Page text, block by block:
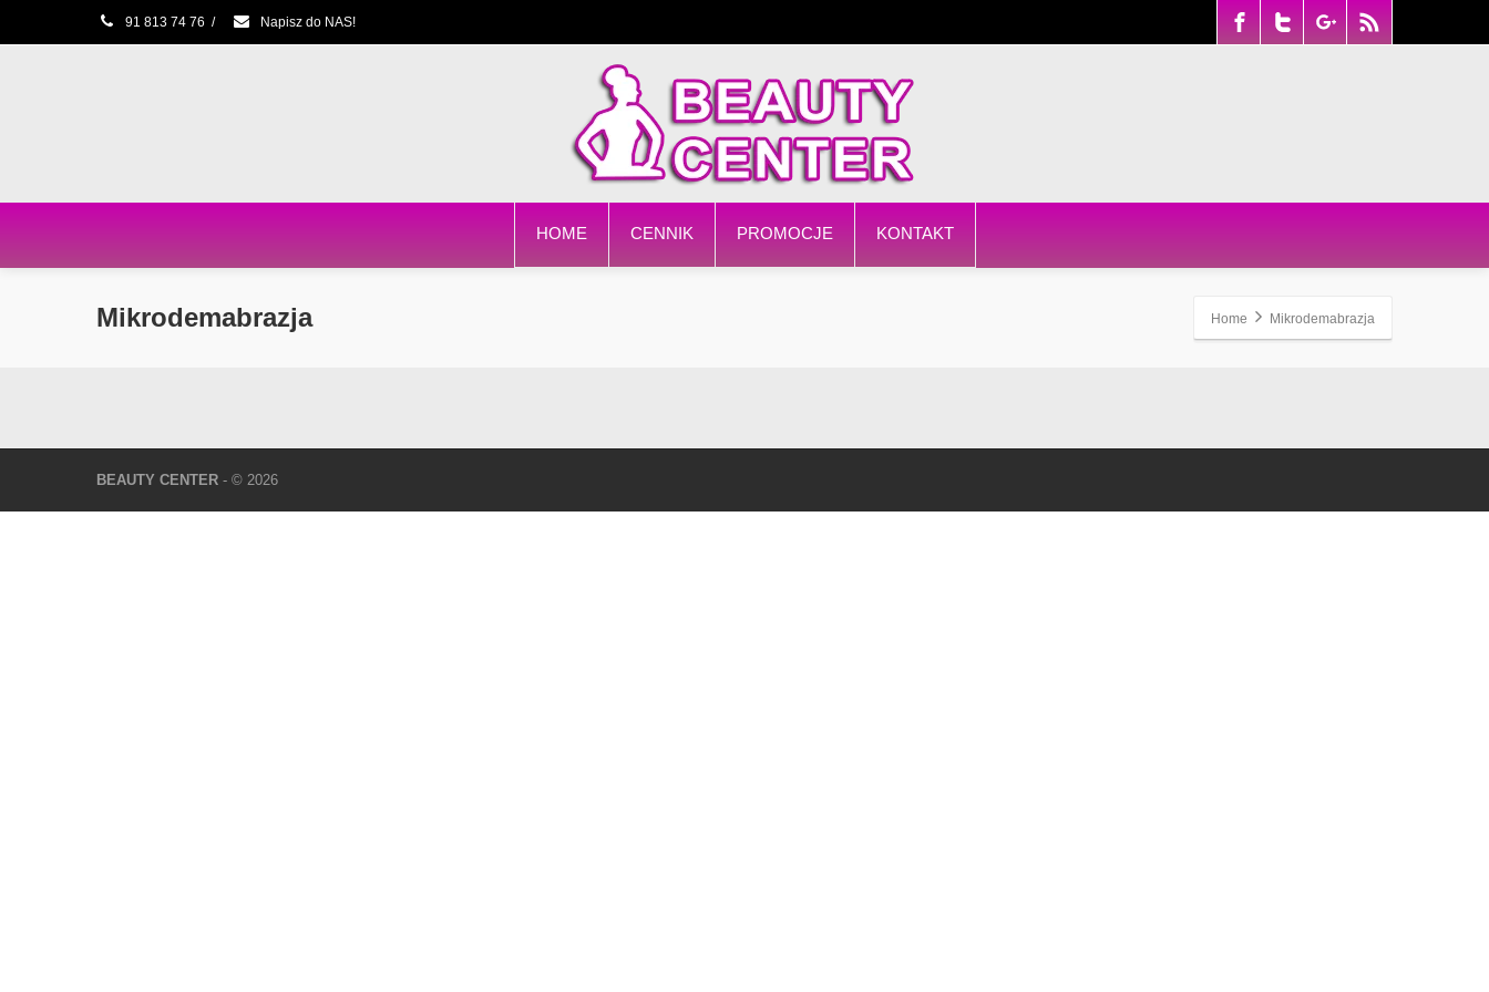
91 813 74 76 / Napisz do NAS!
HOME CENNIK PROMOCJE KONTAKT
Mikrodemabrazja Home Mikrodemabrazja
BEAUTY CENTER - © 2026